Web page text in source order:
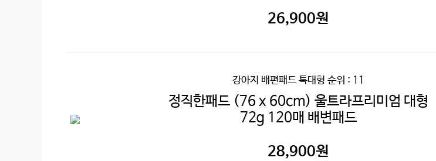
26,900원
강아지 배편패드 특대형 순위 : 11
정직한패드 (76 x 60cm) 울트라프리미엄 대형
72g 120매 배변패드
28,900원